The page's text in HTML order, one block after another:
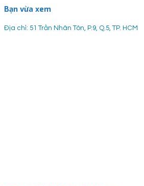
Bạn vừa xem
Địa chỉ: 51 Trần Nhân Tôn, P.9, Q.5, TP. HCM